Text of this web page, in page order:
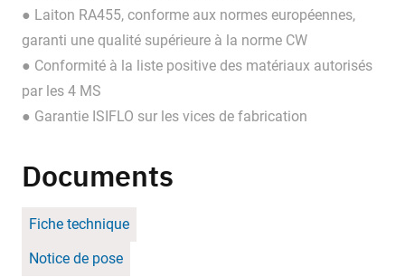
● Laiton RA455, conforme aux normes européennes,
garanti une qualité supérieure à la norme CW
● Conformité à la liste positive des matériaux autorisés
par les 4 MS
● Garantie ISIFLO sur les vices de fabrication
Documents
Fiche technique
Notice de pose